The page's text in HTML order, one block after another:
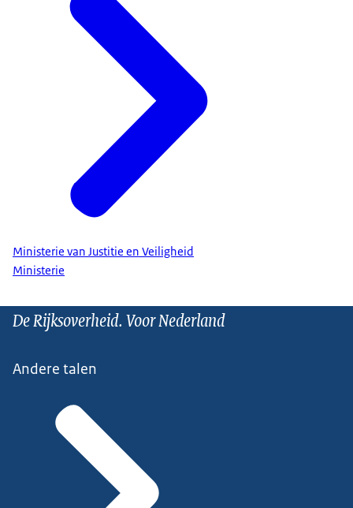
Ministerie van Justitie en Veiligheid
Ministerie
De Rijksoverheid. Voor Nederland
Andere talen